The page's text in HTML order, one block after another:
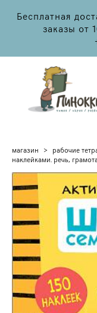
Бесплатная
заказы от
магазин > рабочие
наклейками. речь,